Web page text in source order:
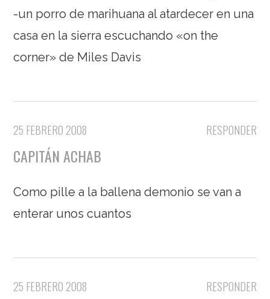
-un porro de marihuana al atardecer en una
casa en la sierra escuchando «on the
corner» de Miles Davis
RESPONDER
25 FEBRERO 2008
CAPITÁN ACHAB
Como pille a la ballena demonio se van a
enterar unos cuantos
RESPONDER
25 FEBRERO 2008